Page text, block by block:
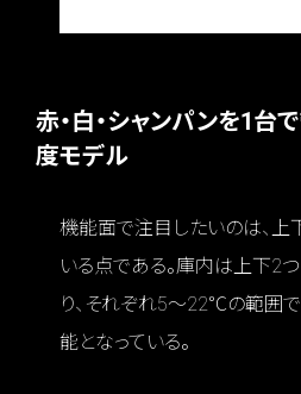
赤・白・シャンパンを1台
度モデル
機能面で注目したいのは、
いる点である。庫内は上下2
り、それぞれ5〜22℃の範囲
能となっている。